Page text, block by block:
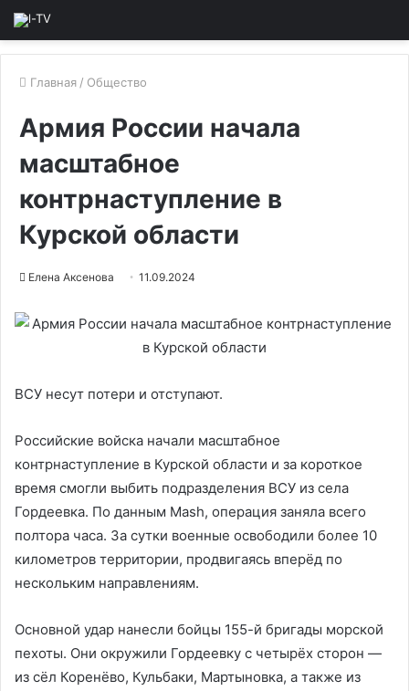
Главная / Общество
Армия России начала
масштабное
контрнаступление в
Курской области
Елена Аксенова 11.09.2024
ВСУ несут потери и отступают.
Российские войска начали масштабное
контрнаступление в Курской области и за короткое
время смогли выбить подразделения ВСУ из села
Гордеевка. По данным Mash, операция заняла всего
полтора часа. За сутки военные освободили более 10
километров территории, продвигаясь вперёд по
нескольким направлениям.
Основной удар нанесли бойцы 155-й бригады морской
пехоты. Они окружили Гордеевку с четырёх сторон —
из сёл Коренёво, Кульбаки, Мартыновка, а также из